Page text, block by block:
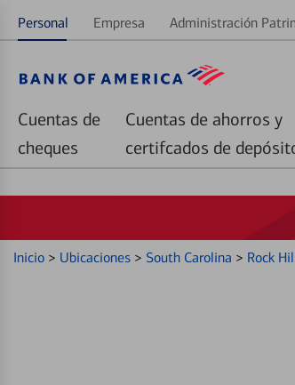
Personal Empresa Administración
Cuentas de
cheques
Cuentas de ahorros y
certifcados de
Inicio > Ubicaciones > South Carolina > Rock